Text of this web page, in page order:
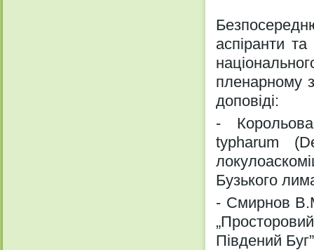
аспіранти
пленарному
доповіді:
-
typharum
Бузького
- Смирнов
Південий Буг”